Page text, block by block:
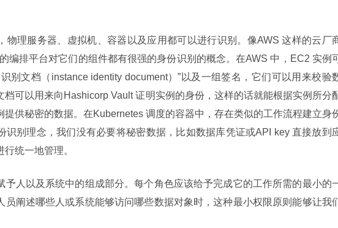
物理服务器、虚拟机、容器以及应用都可以进行识别。像AWS 这样的云厂
编排平台对它们的组件都有很强的身份识别的概念。在AWS 中，EC2 实例
别文档（instance identity document）”以及一组签名，它们可以用来校验
档可以用来向Hashicorp Vault 证明实例的身份，这样的话就能根据实例所分
提供秘密的数据。在Kubernetes 调度的容器中，存在类似的工作流程建立身
识别理念，我们没有必要将秘密数据，比如数据库凭证或API key 直接放到
统一地管理。
予人以及系统中的组成部分。每个角色应该给予完成它的工作所需的最小的
员阐述哪些人或系统能够访问哪些数据对象时，这种最小权限原则能够让我